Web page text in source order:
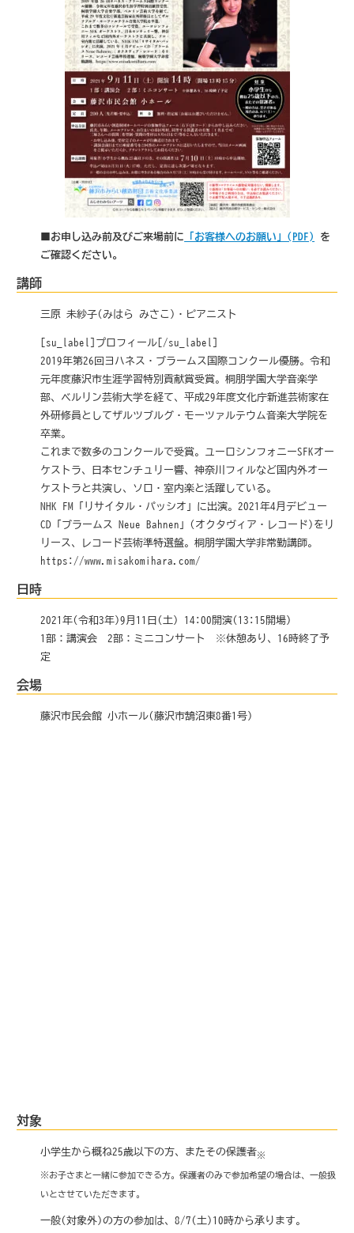
■お申し込み前及びご来場前に 「お客様へのお願い」(PDF)
を
ご確認ください。
講師
三原 未紗子(みはら みさこ)・ピアニスト
[su_label]プロフィール[/su_label]
2019年第26回ヨハネス・ブラームス国際コンクール優勝。令和
元年度藤沢市生涯学習特別貢献賞受賞。桐朋学園大学音楽学
部、ベルリン芸術大学を経て、平成29年度文化庁新進芸術家在
外研修員としてザルツブルグ・モーツァルテウム音楽大学院を
卒業。
これまで数多のコンクールで受賞。ユーロシンフォニーSFKオー
ケストラ、日本センチュリー響、神奈川フィルなど国内外オー
ケストラと共演し、ソロ・室内楽と活躍している。
NHK-FM「リサイタル・パッシオ」に出演。2021年4月デビュー
CD「ブラームス Neue Bahnen」(オクタヴィア・レコード)をリ
リース、レコード芸術準特選盤。桐朋学園大学非常勤講師。
https://www.misakomihara.com/
日時
2021年(令和3年)9月11日(土) 14:00開演(13:15開場)
1部：講演会 2部：ミニコンサート ※休憩あり、16時終了予
定
会場
藤沢市民会館 小ホール(藤沢市鵠沼東8番1号)
対象
小学生から概ね25歳以下の方、またその保護者※
※お子さまと一緒に参加できる方。保護者のみで参加希望の場合は、一般扱
いとさせていただきます。
一般(対象外)の方の参加は、8/7(土)10時から承ります。